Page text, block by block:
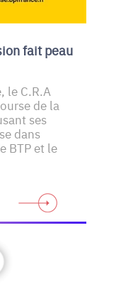
fait peau
le C.R.A
de la
ses
dans
BTP et le